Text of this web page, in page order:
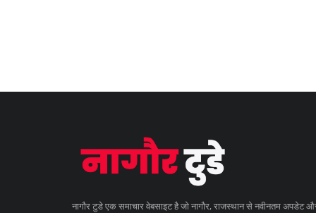
नागौर टुडे एक समाचार वेबसाइट है जो नागौर, राजस्थान से नवीनतम अपडेट